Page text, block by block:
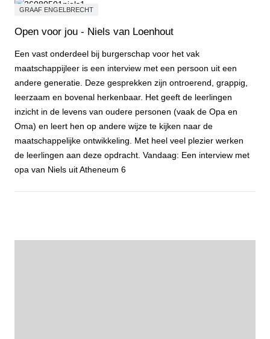
GRAAF ENGELBRECHT
Open voor jou - Niels van Loenhout
Een vast onderdeel bij burgerschap voor het vak
maatschappijleer is een interview met een persoon uit een
andere generatie. Deze gesprekken zijn ontroerend, grappig,
leerzaam en bovenal herkenbaar. Het geeft de leerlingen
inzicht in de levens van oudere personen (vaak de Opa en
Oma) en leert hen op andere wijze te kijken naar de
maatschappelijke ontwikkeling. Met heel veel plezier werken
de leerlingen aan deze opdracht. Vandaag: Een interview met
opa van Niels uit Atheneum 6